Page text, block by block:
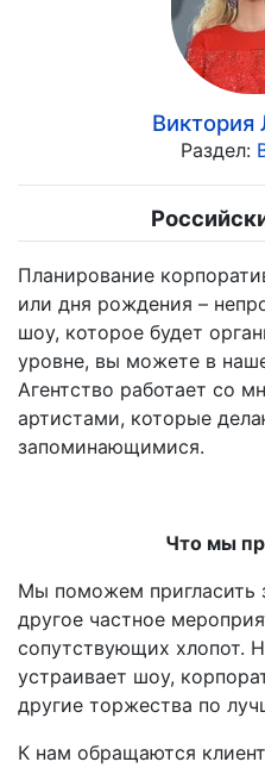
Виктория
Раздел:
Планирование
или дня рождения –
шоу, которое будет
уровне, вы можете в
Агентство работает со
артистами, которые
запоминающимися.
Что мы
Мы поможем пригласить
другое частное
сопутствующих хлопот.
устраивает шоу,
другие торжества по
К нам обращаются